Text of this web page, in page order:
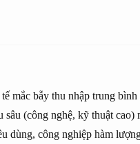
mắc bẫy thu nhập trung
sâu (công nghệ, kỹ thuật cao)
dùng, công nghiệp hàm